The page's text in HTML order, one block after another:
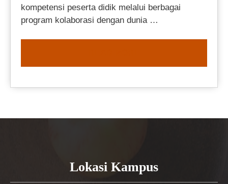
kompetensi peserta didik melalui berbagai
program kolaborasi dengan dunia …
Lokasi Kampus